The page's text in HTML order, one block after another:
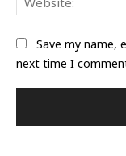
Save my name,
next time I